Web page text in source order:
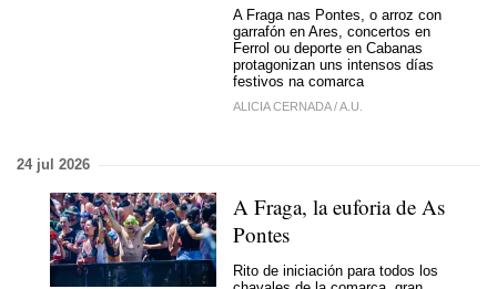
A Fraga nas Pontes, o arroz con
garrafón en Ares, concertos en
Ferrol ou deporte en Cabanas
protagonizan uns intensos días
festivos na comarca
ALICIA CERNADA/A.U.
24 jul 2026
A Fraga, la euforia de As
Pontes
Rito de iniciación para todos los